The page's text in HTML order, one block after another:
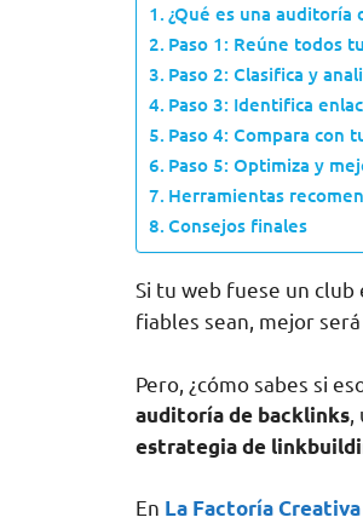
¿Qué es una auditoría
Paso 1: Reúne todos
Paso 2: Clasifica y
Paso 3: Identifica
Paso 4: Compara con
Paso 5: Optimiza y
Herramientas
Consejos finales
Si tu web fuese un club
fiables sean, mejor
Pero, ¿cómo sabes si
auditoría de backlinks
estrategia de
En La Factoría Creativa